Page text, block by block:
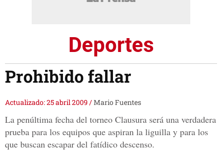
Deportes
Prohibido fallar
Actualizado: 25 abril 2009 /Mario Fuentes
La penúltima fecha del torneo Clausura será una verdadera
prueba para los equipos que aspiran la liguilla y para los
que buscan escapar del fatídico descenso.